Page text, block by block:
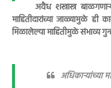
अवैध शस्त्रास्त्र
माहितीदारांच्या जाळ्यामुळे
मिळालेल्या माहितीमुळे संभाव्य
अधिकाऱ्यांच्या